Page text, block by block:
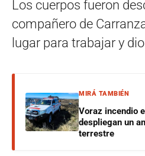
Los cuerpos fueron
compañero de
lugar para trabajar y
MIRÁ TAMBIÉN
Voraz incendio
despliegan un
terrestre